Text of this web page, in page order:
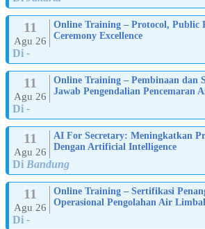
11
Agu 26
Online Training – Protocol, Public
Ceremony Excellence
Di -
11
Agu 26
Online Training – Pembinaan dan
Jawab Pengendalian Pencemaran
Di -
11
Agu 26
AI For Secretary: Meningkatkan
Dengan Artificial Intelligence
Di Bandung
11
Agu 26
Online Training – Sertifikasi
Operasional Pengolahan Air
Di -